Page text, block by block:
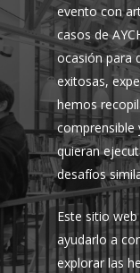
evento con
casos de
ocasión para
exitosas,
hemos
comprensible
quieran
desafíos
Este sitio
ayudarlo a
explorar las